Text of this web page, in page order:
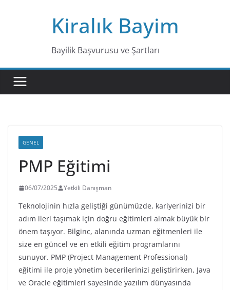
Kiralık Bayim
Bayilik Başvurusu ve Şartları
GENEL
PMP Eğitimi
06/07/2025 Yetkili Danışman
Teknolojinin hızla geliştiği günümüzde, kariyerinizi bir
adım ileri taşımak için doğru eğitimleri almak büyük bir
önem taşıyor. Bilginc, alanında uzman eğitmenleri ile
size en güncel ve en etkili eğitim programlarını
sunuyor. PMP (Project Management Professional)
eğitimi ile proje yönetim becerilerinizi geliştirirken, Java
ve Oracle eğitimleri sayesinde yazılım dünyasında